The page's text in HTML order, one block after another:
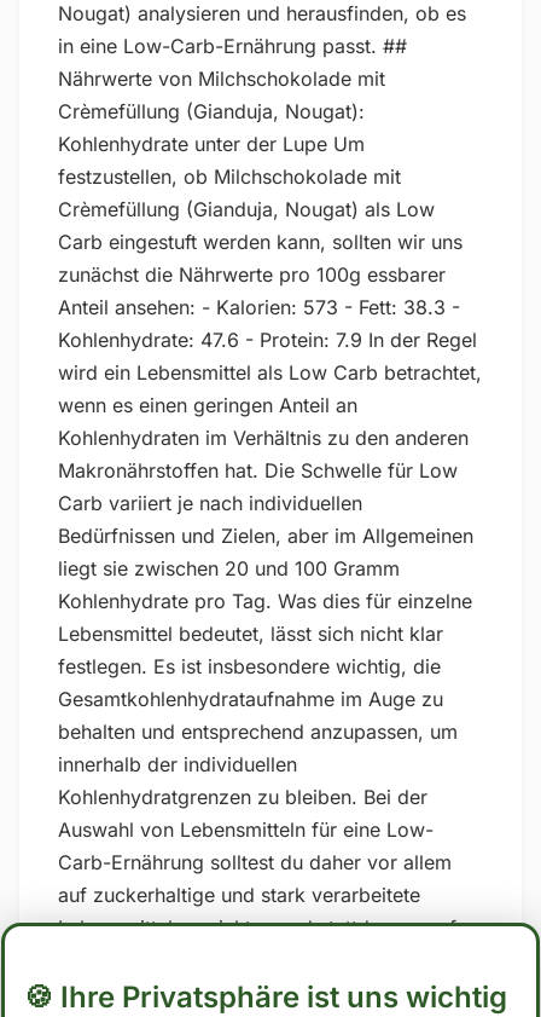
Nougat) analysieren und herausfinden, ob es
in eine Low-Carb-Ernährung passt. ##
Nährwerte von Milchschokolade mit
Crèmefüllung (Gianduja, Nougat):
Kohlenhydrate unter der Lupe Um
festzustellen, ob Milchschokolade mit
Crèmefüllung (Gianduja, Nougat) als Low
Carb eingestuft werden kann, sollten wir uns
zunächst die Nährwerte pro 100g essbarer
Anteil ansehen: - Kalorien: 573 - Fett: 38.3 -
Kohlenhydrate: 47.6 - Protein: 7.9 In der Regel
wird ein Lebensmittel als Low Carb betrachtet,
wenn es einen geringen Anteil an
Kohlenhydraten im Verhältnis zu den anderen
Makronährstoffen hat. Die Schwelle für Low
Carb variiert je nach individuellen
Bedürfnissen und Zielen, aber im Allgemeinen
liegt sie zwischen 20 und 100 Gramm
Kohlenhydrate pro Tag. Was dies für einzelne
Lebensmittel bedeutet, lässt sich nicht klar
festlegen. Es ist insbesondere wichtig, die
Gesamtkohlenhydrataufnahme im Auge zu
behalten und entsprechend anzupassen, um
innerhalb der individuellen
Kohlenhydratgrenzen zu bleiben. Bei der
Auswahl von Lebensmitteln für eine Low-
Carb-Ernährung solltest du daher vor allem
auf zuckerhaltige und stark verarbeitete
Lebensmittel verzichten und stattdessen auf
und Ballaststoffen ist. ## Low Carb Ernährung:
🍪 Ihre Privatsphäre ist uns wichtig